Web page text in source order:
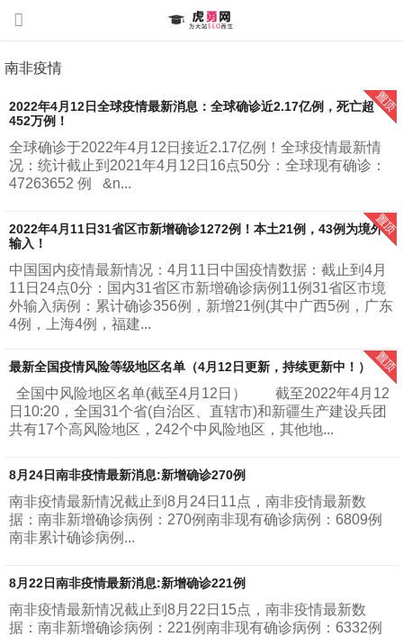
南非疫情
2022年4月12日全球疫情最新消息：全球确诊近2.17亿例，死亡超
452万例！
全球确诊于2022年4月12日接近2.17亿例！全球疫情最新情
况：统计截止到2021年4月12日16点50分：全球现有确诊：
47263652 例 &n...
2022年4月11日31省区市新增确诊1272例！本土21例，43例为境外
输入！
中国国内疫情最新情况：4月11日中国疫情数据：截止到4月
11日24点0分：国内31省区市新增确诊病例11例31省区市境
外输入病例：累计确诊356例，新增21例(其中广西5例，广东
4例，上海4例，福建...
最新全国疫情风险等级地区名单（4月12日更新，持续更新中！）
全国中风险地区名单(截至4月12日） 截至2022年4月12
日10:20，全国31个省(自治区、直辖市)和新疆生产建设兵团
共有17个高风险地区，242个中风险地区，其他地...
8月24日南非疫情最新消息:新增确诊270例
南非疫情最新情况截止到8月24日11点，南非疫情最新数
据：南非新增确诊病例：270例南非现有确诊病例：6809例
南非累计确诊病例...
8月22日南非疫情最新消息:新增确诊221例
南非疫情最新情况截止到8月22日15点，南非疫情最新数
据：南非新增确诊病例：221例南非现有确诊病例：6332例